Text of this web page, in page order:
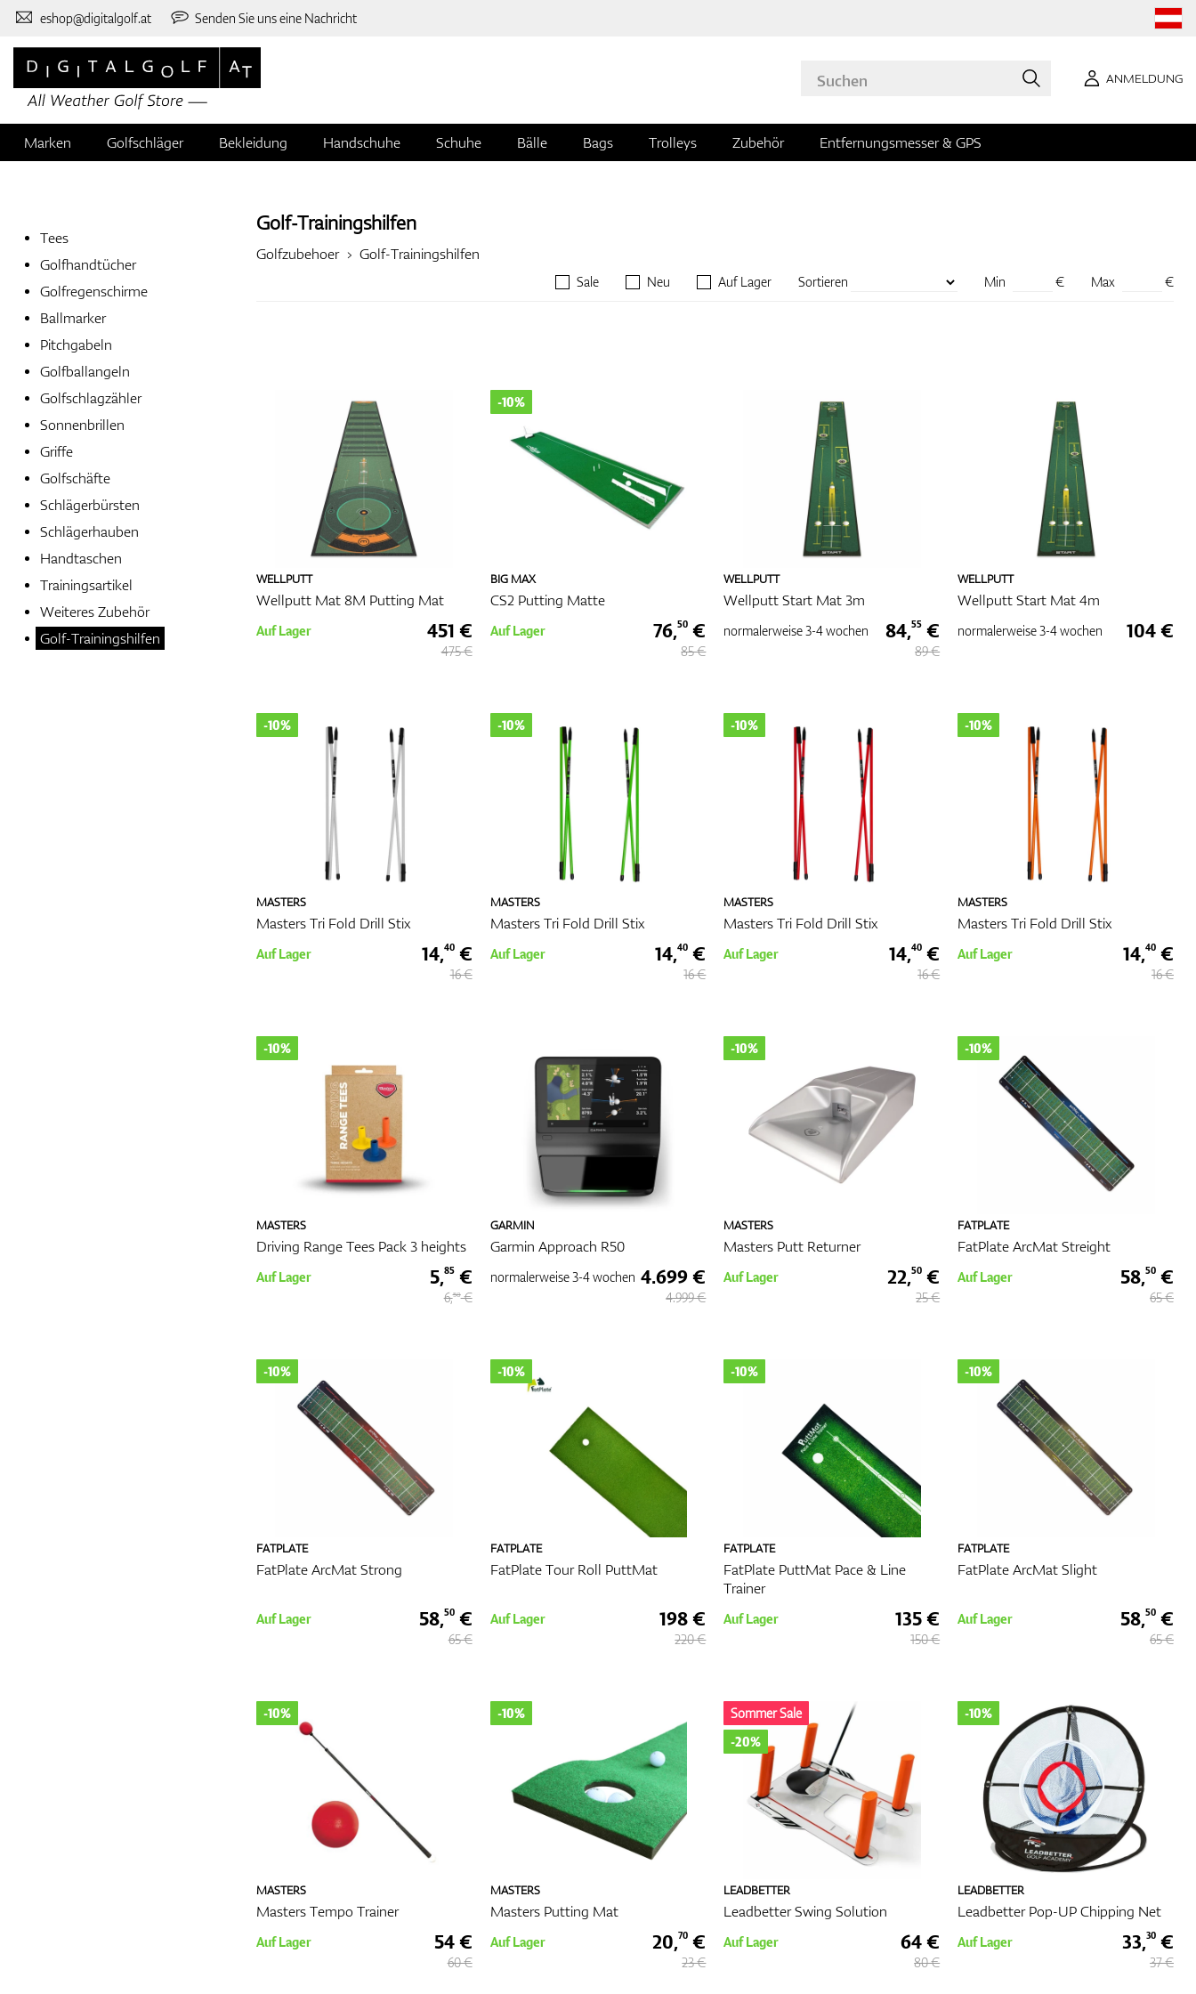
eshop@digitalgolf.at Senden Sie uns eine Nachricht
ANMELDUNG
Marken Golfschläger Bekleidung Handschuhe Schuhe Bälle Bags Trolleys Zubehör Entfernungsmesser & GPS
Tees
Golfhandtücher
Golfregenschirme
Ballmarker
Pitchgabeln
Golfballangeln
Golfschlagzähler
Sonnenbrillen
Griffe
Golfschäfte
Schlägerbürsten
Schlägerhauben
Handtaschen
Trainingsartikel
Weiteres Zubehör
Golf-Trainingshilfen
Golf-Trainingshilfen
Golfzubehoer Golf-Trainingshilfen
Sale Neu Auf Lager Sortieren Min € Max €
WELLPUTT
Wellputt Mat 8M Putting Mat
Auf Lager 451 €
475 €
BIG MAX
CS2 Putting Matte
-10%
Auf Lager 76,50 €
85 €
WELLPUTT
Wellputt Start Mat 3m
normalerweise 3-4 wochen 84,55 €
89 €
WELLPUTT
Wellputt Start Mat 4m
normalerweise 3-4 wochen 104 €
MASTERS
Masters Tri Fold Drill Stix
-10%
Auf Lager 14,40€
16 €
MASTERS
Masters Tri Fold Drill Stix
-10%
Auf Lager 14,40 €
16 €
MASTERS
Masters Tri Fold Drill Stix
-10%
Auf Lager 14,40 €
16 €
MASTERS
Masters Tri Fold Drill Stix
-10%
Auf Lager 14,40€
16 €
MASTERS
Driving Range Tees Pack 3 heights
-10%
Auf Lager 5,85€
6,50€
GARMIN
Garmin Approach R50
normalerweise3-4 wochen 4.699 €
4.999 €
MASTERS
Masters Putt Returner
-10%
Auf Lager 22,50 €
25 €
FATPLATE
FatPlate ArcMat Streight
-10%
Auf Lager 58,50€
65 €
FATPLATE
FatPlate ArcMat Strong
-10%
Auf Lager 58,50€
65 €
FATPLATE
FatPlate Tour Roll PuttMat
-10%
Auf Lager 198 €
220 €
FATPLATE
FatPlate PuttMat Pace & Line
Trainer
-10%
Auf Lager 135 €
150 €
FATPLATE
FatPlate ArcMat Slight
-10%
Auf Lager 58,50€
65 €
MASTERS
Masters Tempo Trainer
-10%
Auf Lager 54 €
60 €
MASTERS
Masters Putting Mat
-10%
Auf Lager 20,70 €
23 €
LEADBETTER
Leadbetter Swing Solution
Sommer Sale
-20%
Auf Lager 64 €
80 €
LEADBETTER
Leadbetter Pop-UP Chipping Net
-10%
Auf Lager 33,30€
37 €